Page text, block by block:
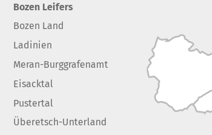
Bozen Leifers
Bozen Land
Ladinien
Meran-Burggrafenamt
Eisacktal
Pustertal
Überetsch-Unterland